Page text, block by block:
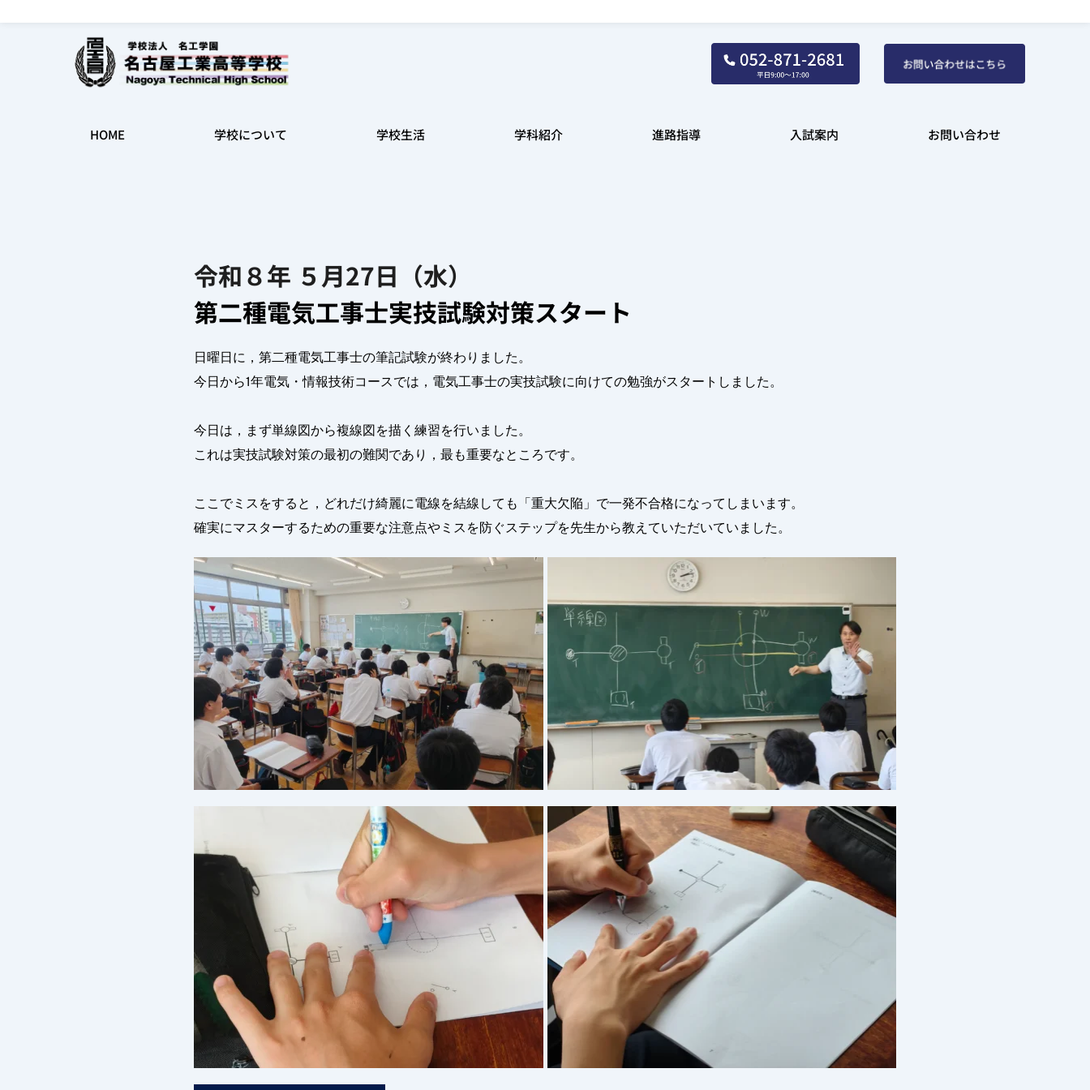
HOME 学校について 学校生活 学科紹介 進路指導 入試案内 お問い合わせ
令和８年 ５月27日（水）
第二種電気工事士実技試験対策スタート
日曜日に，第二種電気工事士の筆記試験が終わりました。
今日から1年電気・情報技術コースでは，電気工事士の実技試験に向けての勉強がスタートしました。
今日は，まず単線図から複線図を描く練習を行いました。
これは実技試験対策の最初の難関であり，最も重要なところです。
ここでミスをすると，どれだけ綺麗に電線を結線しても「重大欠陥」で一発不合格になってしまいます。
確実にマスターするための重要な注意点やミスを防ぐステップを先生から教えていただいていました。